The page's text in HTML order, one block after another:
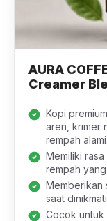
AURA
Creamer
Kopi
aren, krimer
rempah alami.
Memiliki
rempah
Memberikan
saat
Cocok untuk